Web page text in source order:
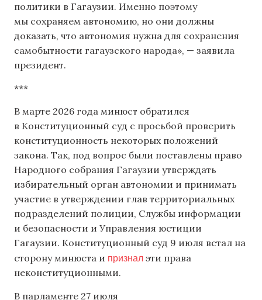
политики в Гагаузии. Именно поэтому
мы сохраняем автономию, но они должны
доказать, что автономия нужна для сохранения
самобытности гагаузского народа», — заявила
президент.
***
В марте 2026 года минюст обратился
в Конституционный суд с просьбой проверить
конституционность некоторых положений
закона. Так, под вопрос были поставлены право
Народного собрания Гагаузии утверждать
избирательный орган автономии и принимать
участие в утверждении глав территориальных
подразделений полиции, Службы информации
и безопасности и Управления юстиции
Гагаузии. Конституционный суд 9 июля встал на
сторону минюста и признал эти права
неконституционными.
В парламенте 27 июля